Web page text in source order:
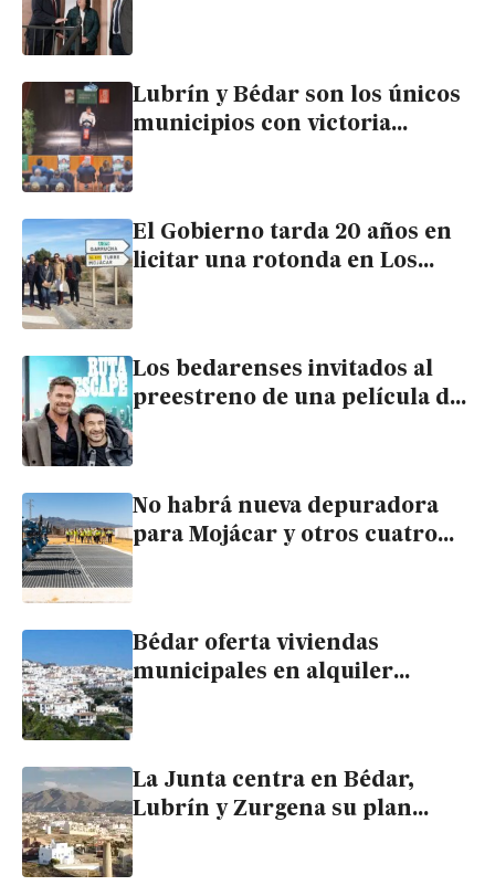
Lubrín y Bédar son los únicos
municipios con victoria
El Gobierno tarda 20 años en
licitar una rotonda en Los
Los bedarenses invitados al
preestreno de una película de
No habrá nueva depuradora
para Mojácar y otros cuatro
Bédar oferta viviendas
municipales en alquiler
La Junta centra en Bédar,
Lubrín y Zurgena su plan